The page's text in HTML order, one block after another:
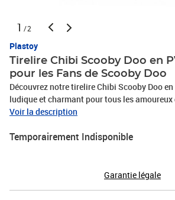
1 /2
Plastoy
Tirelire Chibi Scooby Doo en
pour les Fans de Scooby Doo
Découvrez notre tirelire Chibi Scooby Doo
ludique et charmant pour tous les amoureux
personnage de dessin animé. Parfaite pour
de fun à n'importe quelle chambre. Fabriquée
cette tirelire Scooby Doo est un
Voir la description
Temporairement Indisponible
Garantie légale